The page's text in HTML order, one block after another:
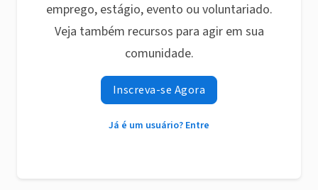
emprego, estágio, evento ou voluntariado.
Veja também recursos para agir em sua
comunidade.
Inscreva-se Agora
Já é um usuário? Entre